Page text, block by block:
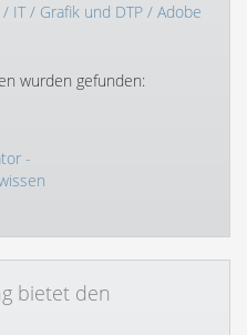
/ IT/ Grafik und DTP / Adobe
wurden gefunden:
-
bietet den